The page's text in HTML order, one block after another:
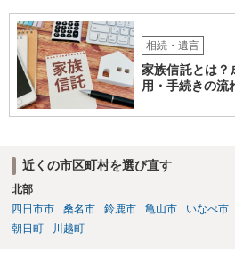
相続・遺言
家族信託とは？
用・手続きの流
近くの市区町村を選び直す
北部
四日市市
桑名市 鈴鹿市 亀山市 いなべ市
朝日町
川越町